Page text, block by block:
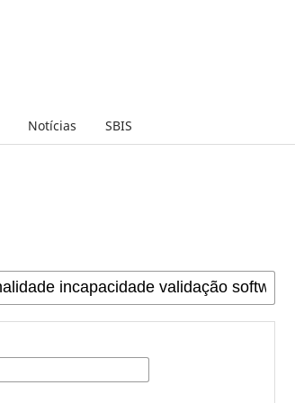
Notícias SBIS